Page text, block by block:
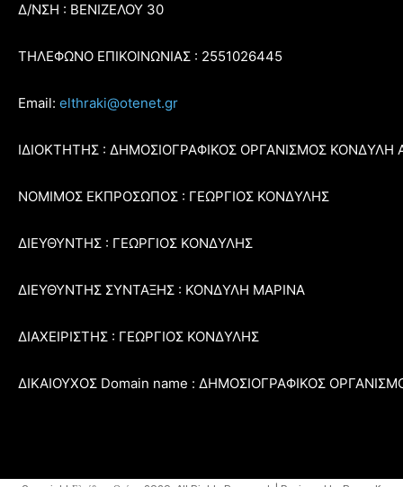
Δ/ΝΣΗ : ΒΕΝΙΖΕΛΟΥ 30
ΤΗΛΕΦΩΝΟ ΕΠΙΚΟΙΝΩΝΙΑΣ : 2551026445
Email: elthraki@otenet.gr
ΙΔΙΟΚΤΗΤΗΣ : ΔΗΜΟΣΙΟΓΡΑΦΙΚΟΣ ΟΡΓΑΝΙΣΜΟΣ ΚΟΝΔΥΛΗ
ΝΟΜΙΜΟΣ ΕΚΠΡΟΣΩΠΟΣ : ΓΕΩΡΓΙΟΣ ΚΟΝΔΥΛΗΣ
ΔΙΕΥΘΥΝΤΗΣ : ΓΕΩΡΓΙΟΣ ΚΟΝΔΥΛΗΣ
ΔΙΕΥΘΥΝΤΗΣ ΣΥΝΤΑΞΗΣ : ΚΟΝΔΥΛΗ ΜΑΡΙΝΑ
ΔΙΑΧΕΙΡΙΣΤΗΣ : ΓΕΩΡΓΙΟΣ ΚΟΝΔΥΛΗΣ
ΔΙΚΑΙΟΥΧΟΣ Domain name : ΔΗΜΟΣΙΟΓΡΑΦΙΚΟΣ